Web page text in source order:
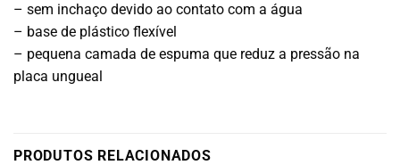
– sem inchaço devido ao contato com a água
– base de plástico flexível
– pequena camada de espuma que reduz a pressão na
placa ungueal
PRODUTOS RELACIONADOS